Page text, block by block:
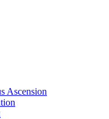
Ascension